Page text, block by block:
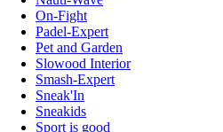
On-Fight
Padel-Expert
Pet and Garden
Slowood Interior
Smash-Expert
Sneak'In
Sneakids
Sport is good